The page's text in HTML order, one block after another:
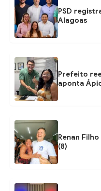
PSD
Alagoas
Prefeito
aponta
Renan
(8)